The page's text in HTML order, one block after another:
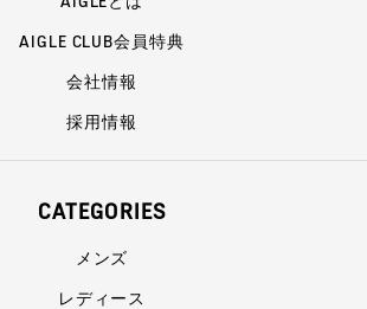
AIGLE CLUB会員特典
会社情報
採用情報
CATEGORIES
メンズ
レディース